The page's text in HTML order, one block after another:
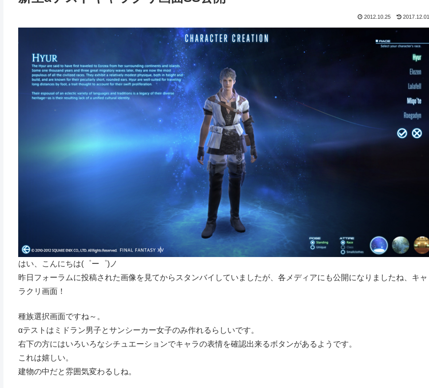
2012.10.25 2017.12.01
はい、こんにちは(゜ー゜)ノ
昨日フォーラムに投稿された画像を見てからスタンバイしていましたが、各メディアにも公開になりましたね、キャ
ラクリ画面！
種族選択画面ですね～。
αテストはミドラン男子とサンシーカー女子のみ作れるらしいです。
右下の方にはいろいろなシチュエーションでキャラの表情を確認出来るボタンがあるようです。
これは嬉しい。
建物の中だと雰囲気変わるしね。